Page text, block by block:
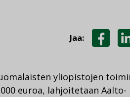
Jaa:
yliopistojen
euroa, lahjoitetaan Aalto-